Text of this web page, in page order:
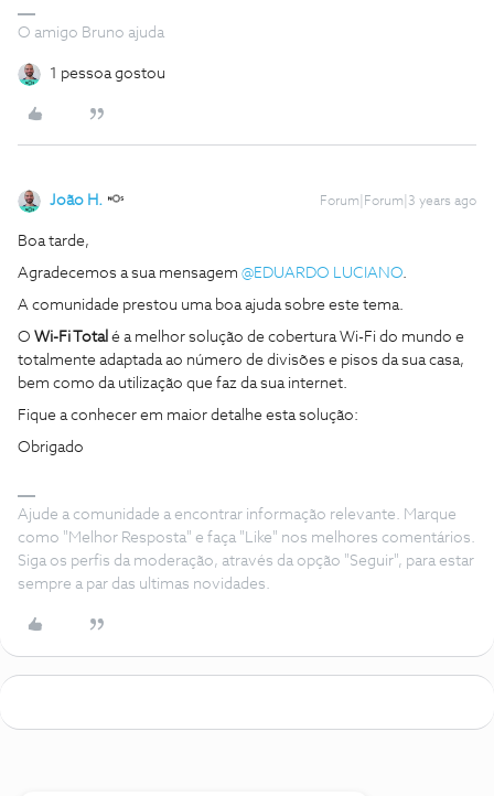
O amigo Bruno ajuda
1 pessoa gostou
João H. Forum|Forum|3 years ago
Boa tarde,
Agradecemos a sua mensagem @EDUARDO LUCIANO.
A comunidade prestou uma boa ajuda sobre este tema.
O Wi-Fi Total é a melhor solução de cobertura Wi-Fi do mundo e
totalmente adaptada ao número de divisões e pisos da sua casa,
bem como da utilização que faz da sua internet.
Fique a conhecer em maior detalhe esta solução:
Obrigado
Ajude a comunidade a encontrar informação relevante. Marque
como "Melhor Resposta" e faça "Like" nos melhores comentários.
Siga os perfis da moderação, através da opção "Seguir", para estar
sempre a par das ultimas novidades.